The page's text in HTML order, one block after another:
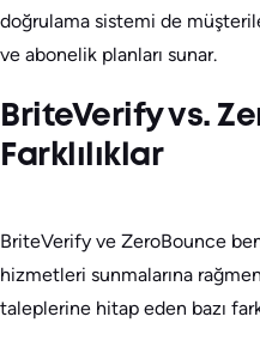
doğrulama sistemi de
ve abonelik planları sunar.
BriteVerify vs.
Farklılıklar
BriteVerify ve ZeroBounce
hizmetleri sunmalarına
taleplerine hitap eden bazı